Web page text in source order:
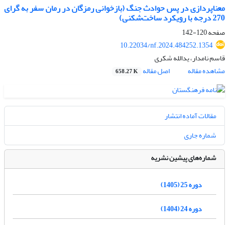
معناپردازی در پس حوادث جنگ (بازخوانی رمزگان در رمان سفر به گرای
270 درجه با رویکرد ساخت‌شکنی)
صفحه120-142
10.22034/nf.2024.484252.1354
قاسم نامدار، یدالله شکری
مشاهده مقاله
اصل مقاله 658.27 K
مقالات آماده انتشار
شماره جاری
شماره‌های پیشین نشریه
دوره 25 (1405)
دوره 24 (1404)